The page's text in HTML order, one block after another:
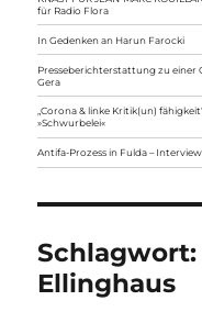
für Radio Flora
In Gedenken an Harun Farocki
Presseberichterstattung zu einer
Gera
„Corona & linke Kritik(un)
»Schwurbelei«
Antifa-Prozess in Fulda –
Schlagwort:
Ellinghaus